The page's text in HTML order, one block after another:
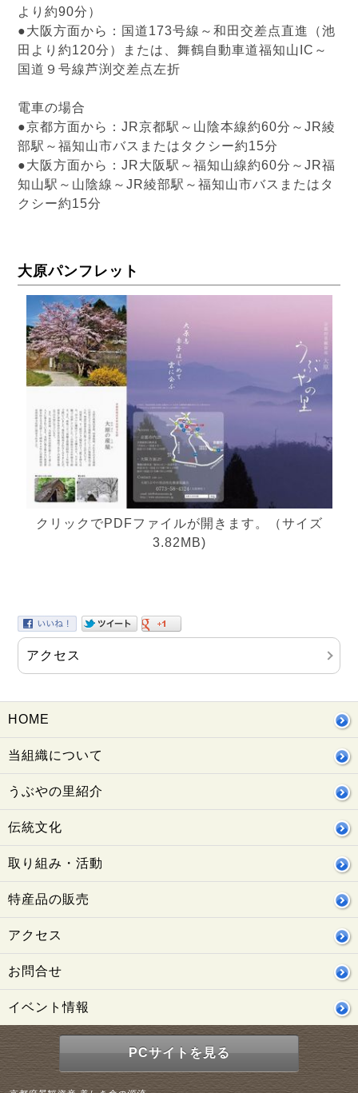
より約90分）
●大阪方面から：国道173号線～和田交差点直進（池
田より約120分）または、舞鶴自動車道福知山IC～
国道９号線芦渕交差点左折
電車の場合
●京都方面から：JR京都駅～山陰本線約60分～JR綾
部駅～福知山市バスまたはタクシー約15分
●大阪方面から：JR大阪駅～福知山線約60分～JR福
知山駅～山陰線～JR綾部駅～福知山市バスまたはタ
クシー約15分
大原パンフレット
クリックでPDFファイルが開きます。（サイズ
3.82MB)
アクセス
HOME
当組織について
うぶやの里紹介
伝統文化
取り組み・活動
特産品の販売
アクセス
お問合せ
イベント情報
PCサイトを見る